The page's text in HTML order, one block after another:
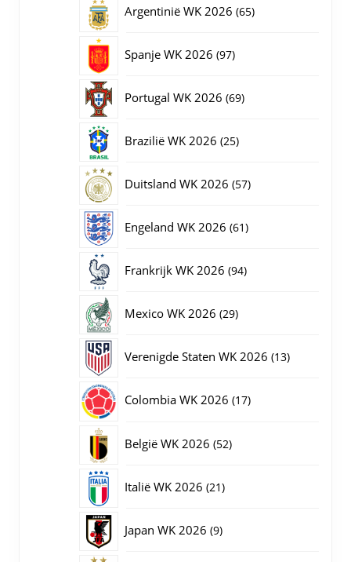
Argentinië WK 2026 6565
Spanje WK 2026 9797
Portugal WK 2026 6969
Brazilië WK 2026 2525
Duitsland WK 2026 5757
Engeland WK 2026 6161
Frankrijk WK 2026 9494
Mexico WK 2026 2929
Verenigde Staten WK 2026 1313
Colombia WK 2026 1717
België WK 2026 5252
Italië WK 2026 2121
Japan WK 2026 99